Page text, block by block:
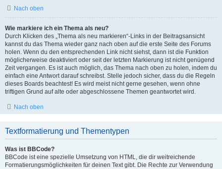
Nach oben
Wie markiere ich ein Thema als neu?
Durch Klicken des „Thema als neu markieren“-Links in der Beitragsansicht
kannst du das Thema wieder ganz nach oben auf die erste Seite des Forums
holen. Wenn du den entsprechenden Link nicht siehst, dann ist die Funktion
möglicherweise deaktiviert oder seit der letzten Markierung ist nicht genügend
Zeit vergangen. Es ist auch möglich, das Thema nach oben zu holen, indem du
einfach eine Antwort darauf schreibst. Stelle jedoch sicher, dass du die Regeln
dieses Boards beachtest! Es wird meist nicht gerne gesehen, wenn ohne
triftigen Grund auf alte oder abgeschlossene Themen geantwortet wird.
Nach oben
Textformatierung und Thementypen
Was ist BBCode?
BBCode ist eine spezielle Umsetzung von HTML, die dir weitreichende
Formatierungsmöglichkeiten für deinen Text gibt. Die Rechte zur Verwendung